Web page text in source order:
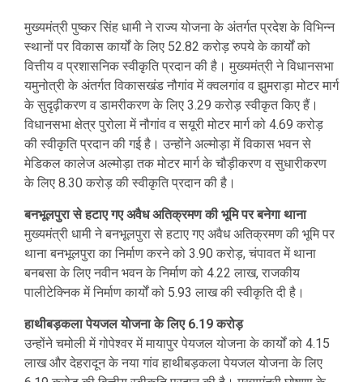
मुख्यमंत्री पुष्कर सिंह धामी ने राज्य योजना के अंतर्गत प्रदेश के विभिन्न
स्थानों पर विकास कार्यों के लिए 52.82 करोड़ रुपये के कार्यों को
वित्तीय व प्रशासनिक स्वीकृति प्रदान की है। मुख्यमंत्री ने विधानसभा
यमुनोत्री के अंतर्गत विकासखंड नौगांव में क्वलगांव व झुमराड़ा मोटर मार्ग
के सुदृढ़ीकरण व डामरीकरण के लिए 3.29 करोड़ स्वीकृत किए हैं।
विधानसभा क्षेत्र पुरोला में नौगांव व सयूरी मोटर मार्ग को 4.69 करोड़
की स्वीकृति प्रदान की गई है। उन्होंने अल्मोड़ा में विकास भवन से
मेडिकल कालेज अल्मोड़ा तक मोटर मार्ग के चौड़ीकरण व सुधारीकरण
के लिए 8.30 करोड़ की स्वीकृति प्रदान की है।
बनभूलपुरा से हटाए गए अवैध अतिक्रमण की भूमि पर बनेगा थाना
मुख्यमंत्री धामी ने बनभूलपुरा से हटाए गए अवैध अतिक्रमण की भूमि पर
थाना बनभूलपुरा का निर्माण करने को 3.90 करोड़, चंपावत में थाना
बनबसा के लिए नवीन भवन के निर्माण को 4.22 लाख, राजकीय
पालीटेक्निक में निर्माण कार्यों को 5.93 लाख की स्वीकृति दी है।
हाथीबड़कला पेयजल योजना के लिए 6.19 करोड़
उन्होंने चमोली में गोपेश्वर में मायापुर पेयजल योजना के कार्यों को 4.15
लाख और देहरादून के नया गांव हाथीबड़कला पेयजल योजना के लिए